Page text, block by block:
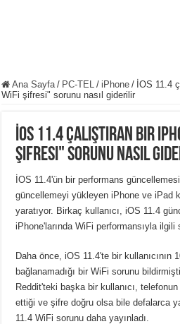
Ana Sayfa / PC-TEL / iPhone / İOS 11.4
WiFi şifresi" sorunu nasıl giderilir
İOS 11.4 çalıştıran bir
şifresi" sorunu nasıl
İOS 11.4'ün bir performans
güncellemeyi yükleyen iPhone ve iPad
yaratıyor. Birkaç kullanıcı, iOS 11.4
iPhone'larında WiFi performansıyla ilgili
Daha önce, iOS 11.4'te bir kullanıcının
bağlanamadığı bir WiFi sorunu
Reddit'teki başka bir kullanıcı,
ettiği ve şifre doğru olsa bile defalarca
11.4 WiFi sorunu daha yayınladı.